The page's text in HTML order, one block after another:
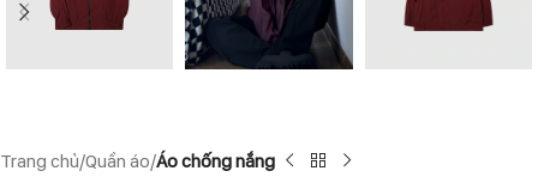
Trang chủ Quần áo Áo chống nắng